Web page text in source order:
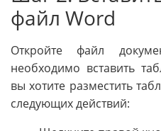
файл Word
Откройте файл
необходимо вставить
вы хотите разместить
следующих действий: